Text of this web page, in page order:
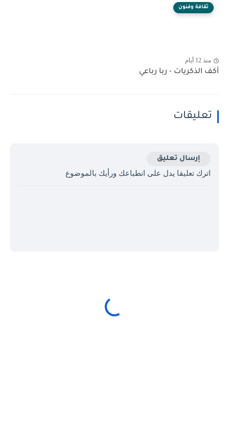
ثقافة وفنون
منذ 12 أيام
أكف الذكريات - ربا رباعي
تعليقات
إرسال تعليق
اترك تعليقا يدل على انطباعك ورأيك بالموضوع